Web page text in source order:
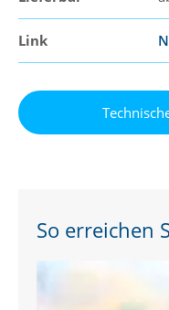
Link
So erreichen